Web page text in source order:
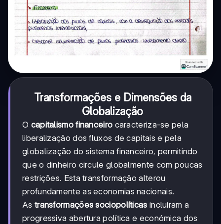
Transformações e Dimensões da
Globalização
O capitalismo financeiro caracteriza-se pela
liberalização dos fluxos de capitais e pela
globalização do sistema financeiro, permitindo
que o dinheiro circule globalmente com poucas
restrições. Esta transformação alterou
profundamente as economias nacionais.
As transformações sociopolíticas incluíram a
progressiva abertura política e económica dos